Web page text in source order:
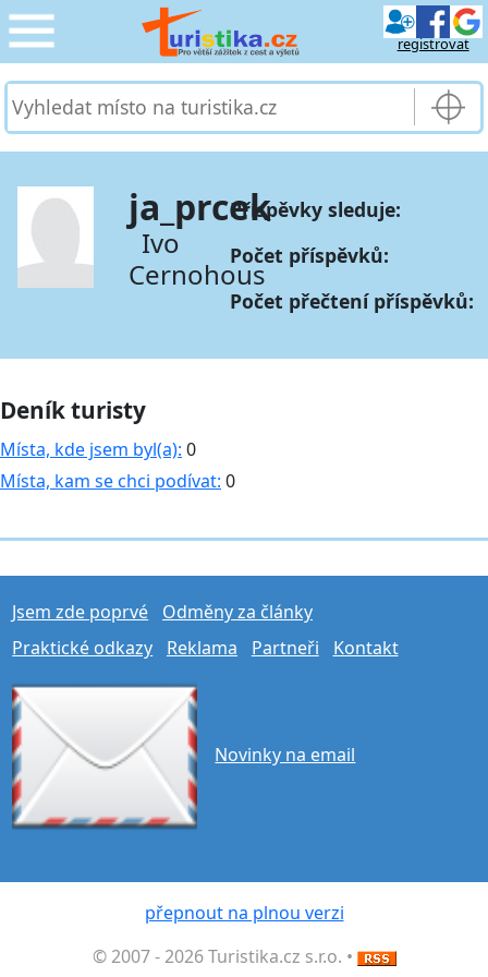
registrovat
CESTOVÁNÍ
SLUŽBY & DOPRAVA ›
PRO TURISTY ›
MOJE TURISTIKA ›
ja_prcek
Ivo
Cernohous
Příspěvky sleduje:
Počet příspěvků:
Počet přečtení příspěvků:
Deník turisty
Místa, kde jsem byl(a): 0
Místa, kam se chci podívat: 0
Jsem zde poprvé
Odměny za články
Praktické odkazy
Reklama Partneři Kontakt
Novinky na email
přepnout na plnou verzi
© 2007 - 2026 Turistika.cz s.r.o. •